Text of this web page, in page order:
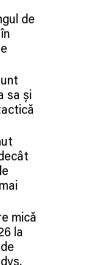
de
sa și
mică
la